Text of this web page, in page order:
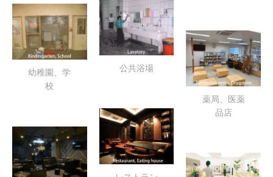
公共浴場
幼稚園、学
校
薬局、医薬
品店